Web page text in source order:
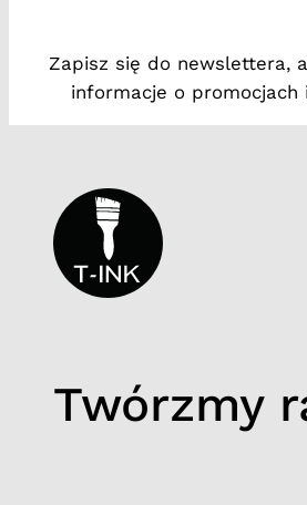
1
Zapisz się do newslettera,
informacje o promocjach
Twórzmy